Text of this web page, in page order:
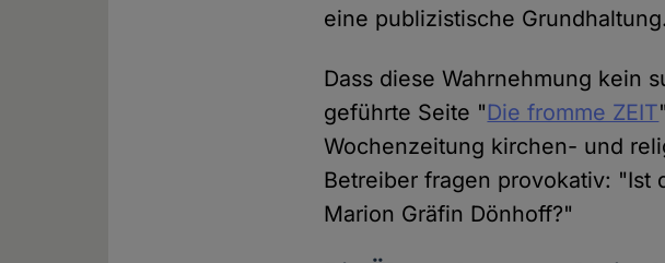
eine publizistische Grundhaltung.
Dass diese Wahrnehmung kein
geführte Seite "Die fromme ZEIT
Wochenzeitung kirchen- und
Betreiber fragen provokativ: "Ist
Marion Gräfin Dönhoff?"